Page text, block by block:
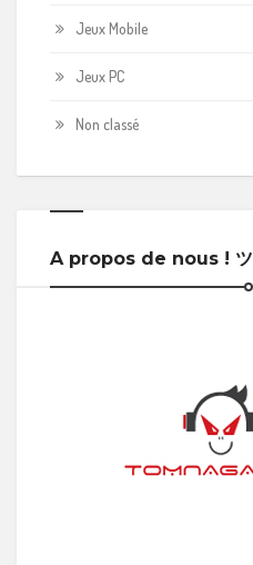
Jeux Mobile
Jeux PC
Non classé
A propos de nous ! ツ